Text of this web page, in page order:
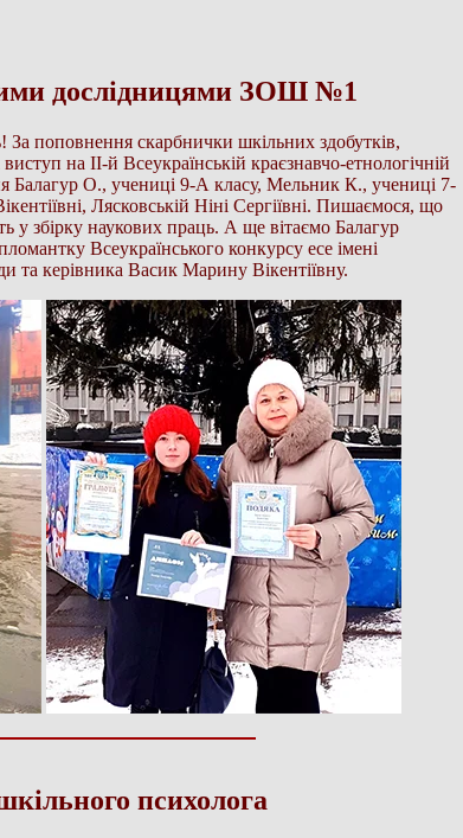
дослідницями ЗОШ №1
поповнення скарбнички шкільних здобутків,
на ІІ-й Всеукраїнській краєзнавчо-етнологічній
Балагур О., учениці 9-А класу, Мельник К., учениці 7-
Лясковській Ніні Сергіївні. Пишаємося, що
збірку наукових праць. А ще вітаємо Балагур
Всеукраїнського конкурсу есе імені
та керівника Васик Марину Вікентіївну.
психолога